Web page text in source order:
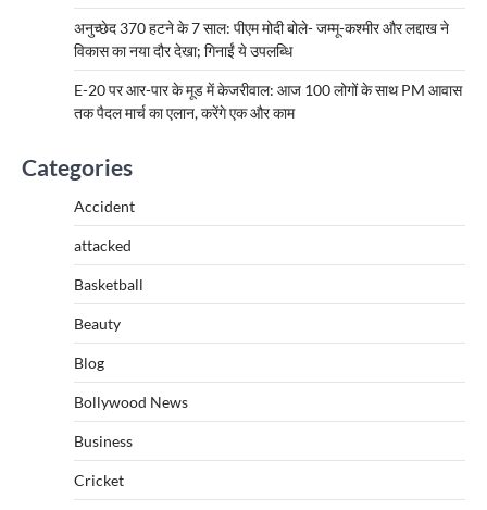
अनुच्छेद 370 हटने के 7 साल: पीएम मोदी बोले- जम्मू-कश्मीर और लद्दाख ने
विकास का नया दौर देखा; गिनाईं ये उपलब्धि
E-20 पर आर-पार के मूड में केजरीवाल: आज 100 लोगों के साथ PM आवास
तक पैदल मार्च का एलान, करेंगे एक और काम
Categories
Accident
attacked
Basketball
Beauty
Blog
Bollywood News
Business
Cricket